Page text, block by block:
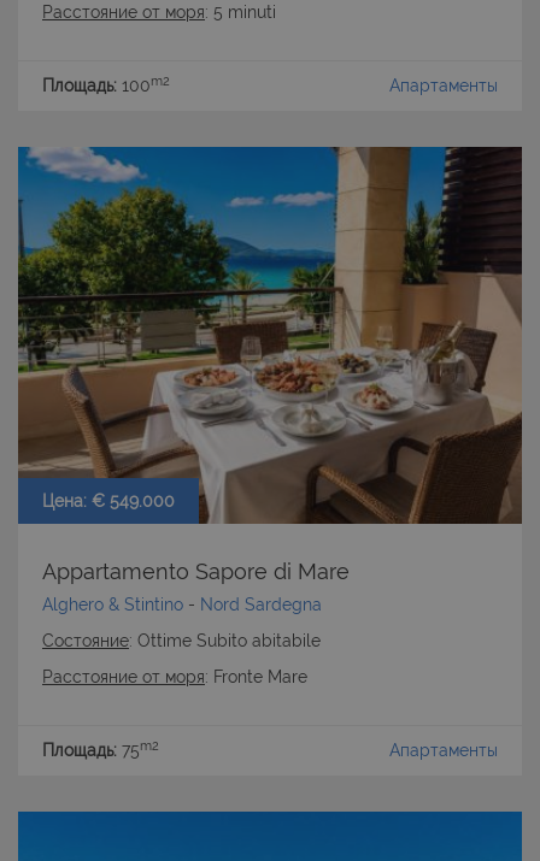
Расстояние от моря: 5 minuti
Площадь: 100m2 Апартаменты
Цена: € 549.000
Appartamento Sapore di Mare
Alghero & Stintino - Nord Sardegna
Состояние: Ottime Subito abitabile
Расстояние от моря: Fronte Mare
Площадь: 75m2 Апартаменты